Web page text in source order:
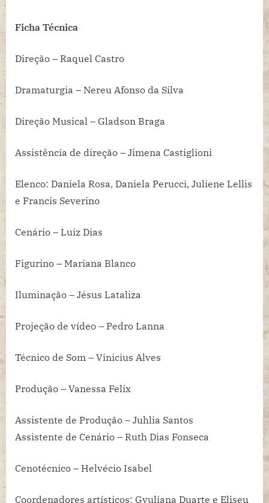
Ficha Técnica
Direção – Raquel Castro
Dramaturgia – Nereu Afonso da Silva
Direção Musical – Gladson Braga
Assistência de direção – Jimena Castiglioni
Elenco: Daniela Rosa, Daniela Perucci, Juliene Lellis
e Francis Severino
Cenário – Luiz Dias
Figurino – Mariana Blanco
Iluminação – Jésus Lataliza
Projeção de vídeo – Pedro Lanna
Técnico de Som – Vinicius Alves
Produção – Vanessa Felix
Assistente de Produção – Juhlia Santos
Assistente de Cenário – Ruth Dias Fonseca
Cenotécnico – Helvécio Isabel
Coordenadores artísticos: Gyuliana Duarte e Eliseu